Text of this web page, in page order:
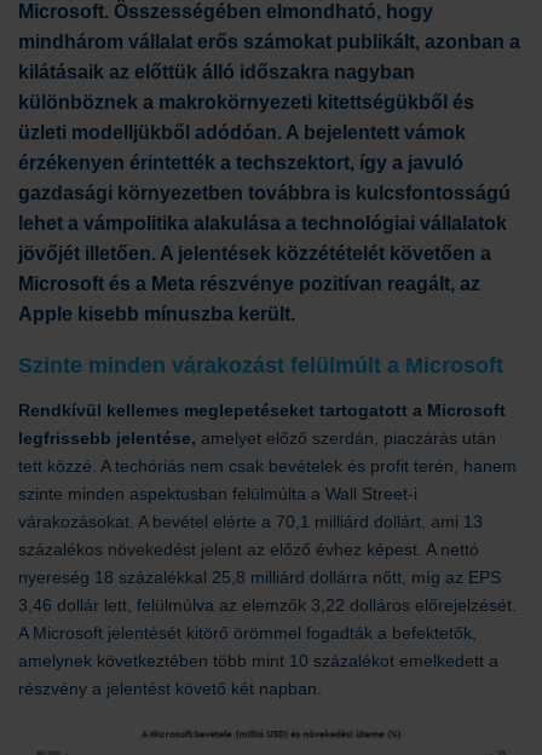
Microsoft. Összességében elmondható, hogy
mindhárom vállalat erős számokat publikált, azonban a
kilátásaik az előttük álló időszakra nagyban
különböznek a makrokörnyezeti kitettségükből és
üzleti modelljükből adódóan. A bejelentett vámok
érzékenyen érintették a techszektort, így a javuló
gazdasági környezetben továbbra is kulcsfontosságú
lehet a vámpolitika alakulása a technológiai vállalatok
jövőjét illetően. A jelentések közzététel ét követően a
Microsoft és a Meta részvénye pozitívan reagált, az
Apple kisebb mínuszba került.
Szinte minden várakozást felülmúlt a Microsoft
Rendkívül kellemes meglepetéseket tartogatott a Microsoft
legfrissebb jelentése, amelyet előző szerdán, piaczárás után
tett közzé. A techóriás nem csak bevételek és profit terén, hanem
szinte minden aspektusban felülmúlta a Wall Street-i
várakozásokat. A bevétel elérte a 70,1 milliárd dollárt, ami 13
százalékos növekedést jelent az előző évhez képest. A nettó
nyereség 18 százalékkal 25,8 milliárd dollárra nőtt, míg az EPS
3,46 dollár lett, felülmúlva az elemzők 3,22 dolláros előrejelzését.
A Microsoft jelentését kitörő örömmel fogadták a befektetők,
amelynek következtében több mint 10 százalékot emelkedett a
részvény a jelentést követő két napban.